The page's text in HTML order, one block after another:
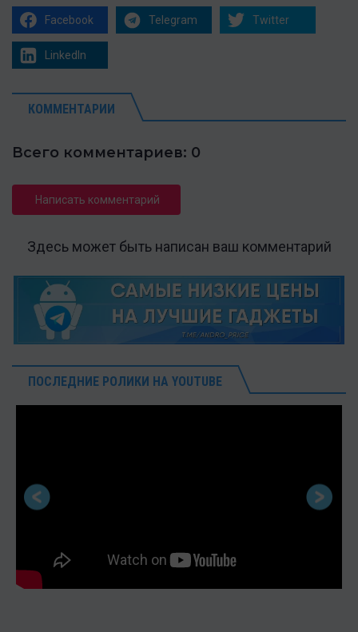
Facebook Telegram Twitter
LinkedIn
КОММЕНТАРИИ
Всего комментариев: 0
Написать комментарий
Здесь может быть написан ваш комментарий
ПОСЛЕДНИЕ РОЛИКИ НА YOUTUBE